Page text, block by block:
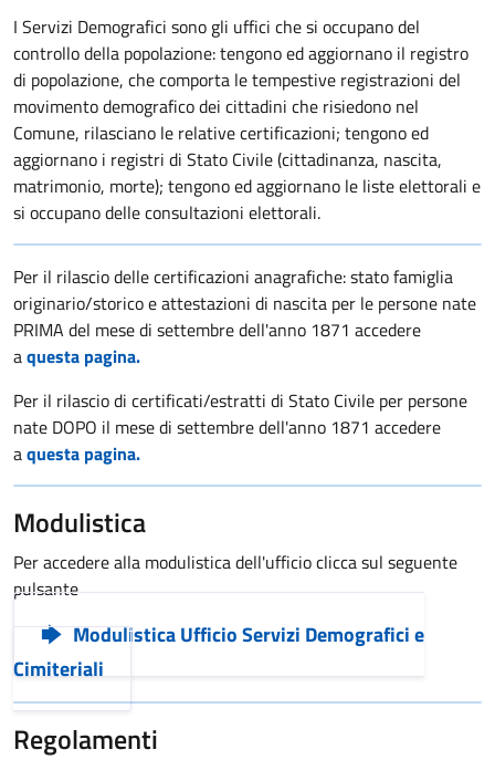
I Servizi Demografici sono gli uffici che si occupano del
controllo della popolazione: tengono ed aggiornano il registro
di popolazione, che comporta le tempestive registrazioni del
movimento demografico dei cittadini che risiedono nel
Comune, rilasciano le relative certificazioni; tengono ed
aggiornano i registri di Stato Civile (cittadinanza, nascita,
matrimonio, morte); tengono ed aggiornano le liste elettorali e
si occupano delle consultazioni elettorali.
Per il rilascio delle certificazioni anagrafiche: stato famiglia
originario/storico e attestazioni di nascita per le persone nate
PRIMA del mese di settembre dell'anno 1871 accedere
aquesta pagina.
Per il rilascio di certificati/estratti di Stato Civile per persone
nate DOPO il mese di settembre dell'anno 1871 accedere
aquesta pagina.
Modulistica
Per accedere alla modulistica dell'ufficio clicca sul seguente
pulsante
Modulistica Ufficio Servizi Demografici e
Cimiteriali
Regolamenti